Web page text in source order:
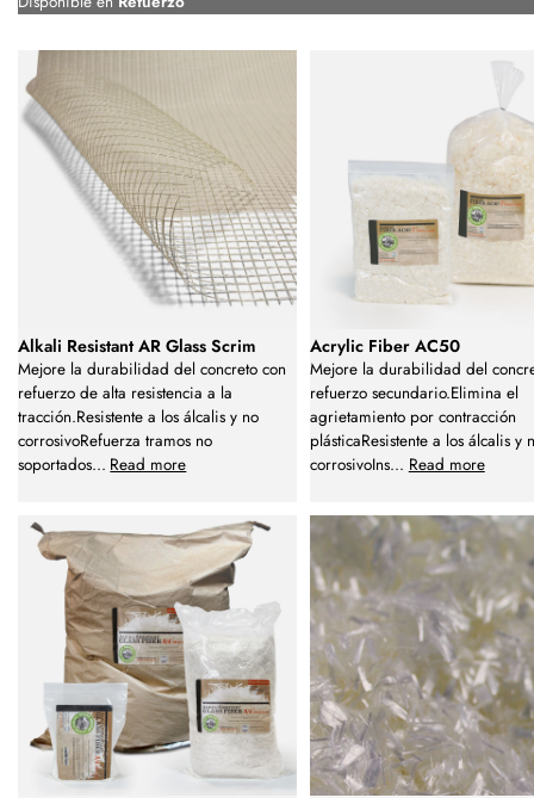
Alkali Resistant AR Glass Scrim
Mejore la durabilidad del concreto con
refuerzo de alta resistencia a la
tracción.Resistente a los álcalis y no
corrosivoRefuerza tramos no
soportados... Read more
Acrylic Fiber AC50
Mejore la durabilidad del
refuerzo secundario.Elimina el
agrietamiento por contracción
plásticaResistente a los álcalis y
corrosivoIns... Read more